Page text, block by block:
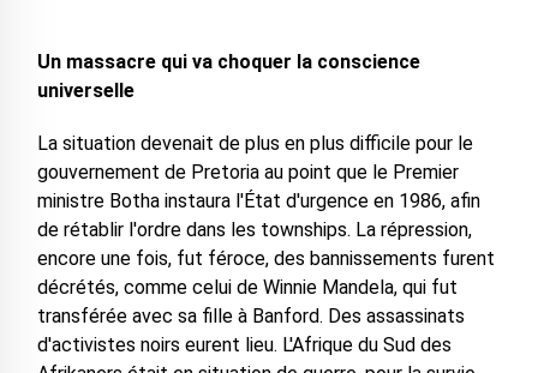
Un massacre qui va choquer la conscience
universelle
La situation devenait de plus en plus difficile pour le
gouvernement de Pretoria au point que le Premier
ministre Botha instaura l'État d'urgence en 1986, afin
de rétablir l'ordre dans les townships. La répression,
encore une fois, fut féroce, des bannissements furent
décrétés, comme celui de Winnie Mandela, qui fut
transférée avec sa fille à Banford. Des assassinats
d'activistes noirs eurent lieu. L'Afrique du Sud des